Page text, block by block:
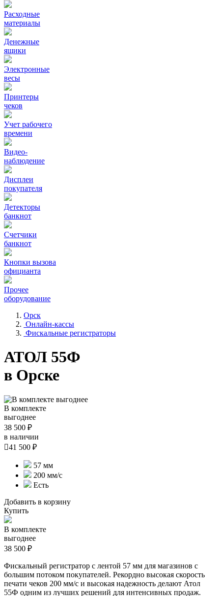
Расходные
материалы
Денежные
ящики
Электронные
весы
Принтеры
чеков
Учет рабочего
времени
Видео‑
наблюдение
Дисплеи
покупателя
Детекторы
банкнот
Счетчики
банкнот
Кнопки вызова
официанта
Прочее
оборудование
Орск
Онлайн-кассы
Фискальные регистраторы
АТОЛ 55Ф
в Орске
В комплекте
выгоднее
38 500 ₽
в наличии
41 500 ₽
57 мм
200 мм/с
Есть
Добавить в корзину
Купить
В комплекте
выгоднее
38 500 ₽
Фискальный регистратор с лентой 57 мм для магазинов с
большим потоком покупателей. Рекордно высокая скорость
печати чеков 200 мм/с и высокая надежность делают Атол
55Ф одним из лучших решений для интенсивных продаж.